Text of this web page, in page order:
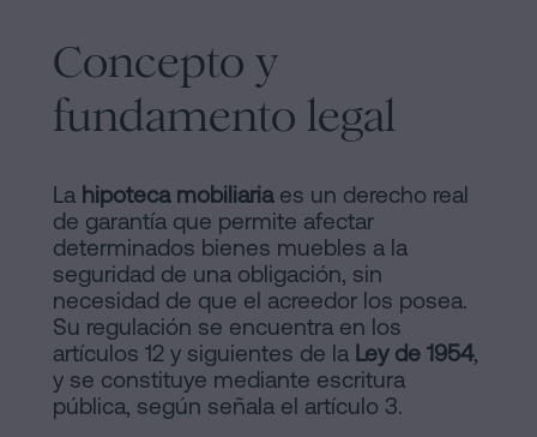
Concepto y
fundamento legal
La hipoteca mobiliariaes un derecho real
de garantía que permite afectar
determinados bienes muebles a la
seguridad de una obligación, sin
necesidad de que el acreedor los posea.
Su regulación se encuentra en los
artículos 12 y siguientes de la Ley de 1954,
y se constituye mediante escritura
pública, según señala el artículo 3.